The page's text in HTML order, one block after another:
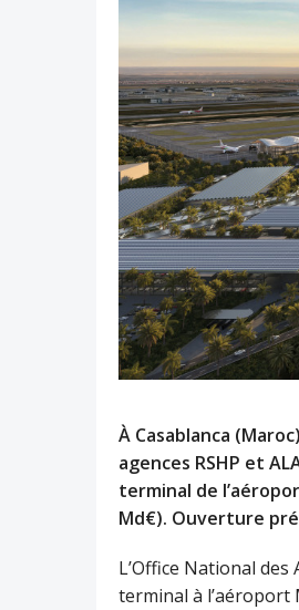
À Casablanca
agences RSHP et
terminal de
Md€). Ouverture
L’Office National
terminal à l’aéroport